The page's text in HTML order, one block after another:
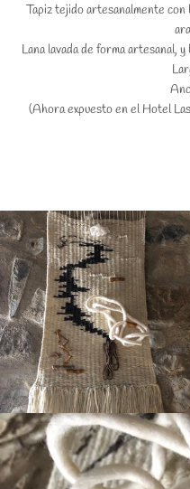
Tapiz tejido artesanalmente con
Lana lavada de forma artesanal,
(Ahora expuesto en el Hotel